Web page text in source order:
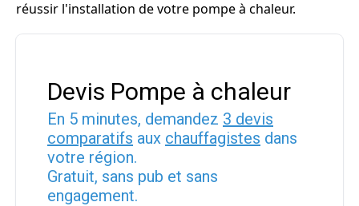
réussir l'installation de votre pompe à chaleur.
Devis Pompe à chaleur
En 5 minutes, demandez 3 devis
comparatifs aux chauffagistes dans
votre région.
Gratuit, sans pub et sans
engagement.